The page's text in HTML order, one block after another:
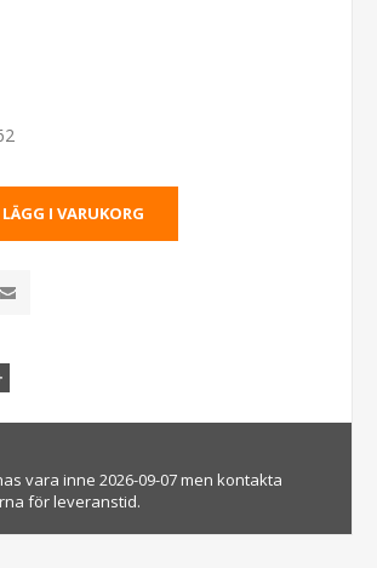
vara inne 2026-09-07 men kontakta
för leveranstid.